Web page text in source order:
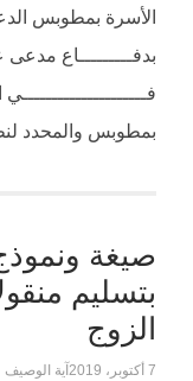
بدفـــــــــاع مدعى
بمطوبس والمحدد لنظرها
صيغة
بتسليم
الزوج
7 أكتوبر، 2019 آية الوصيف